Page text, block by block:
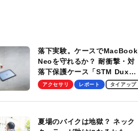
落下実験。ケースでMacBook
Neoを守れるか？ 耐衝撃・対
落下保護ケース「STM Dux
Ultra」を検証。学生、ビジネ
適！
アクセサリ レポート タイアップ
夏場のバイクは地獄？ ネック